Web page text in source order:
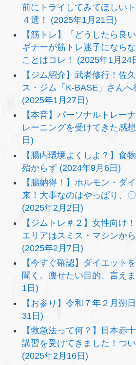
前にトライしてみてほしい
４選！ (2025年1月21日)
【筋トレ】「どうしたら良
ギナーが筋トレ迷子になら
ことはコレ！ (2025年1月24
【ジム紹介】武者修行！佐
ス・ジム「K-BASE」さんへ
(2025年1月27日)
【本音】パーソナルトレー
レーニングを受けてきた感
日)
【腸内環境よくしよ？】食
殆からず (2024年9月6日)
【腸納得！】ホルモン・ダ
来！大事なのはやっぱり、
(2025年2月2日)
【ジムトレ＃２】女性向け
エリアはスミス・マシンか
(2025年2月7日)
【今すぐ確認】ダイエット
聞く。痩せたい目的、言え
1日)
【お参り】令和７年２月朔
31日)
【救急法って何？】日本赤
講習を受けてきました！つ
(2025年2月16日)